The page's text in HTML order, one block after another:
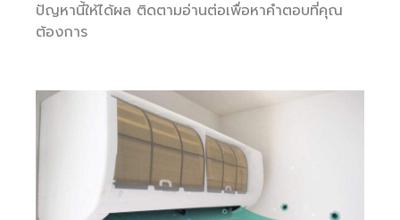
ปัญหานี้ให้ได้ผล ติดตามอ่านต่อเพื่อหาคำตอบที่คุณ
ต้องการ